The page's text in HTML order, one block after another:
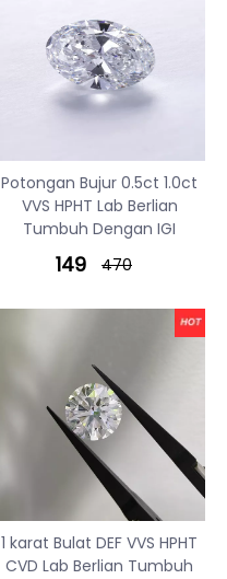
Potongan Bujur 0.5ct 1.0ct
VVS HPHT Lab Berlian
Tumbuh Dengan IGI
149 470
1 karat Bulat DEF VVS HPHT
CVD Lab Berlian Tumbuh